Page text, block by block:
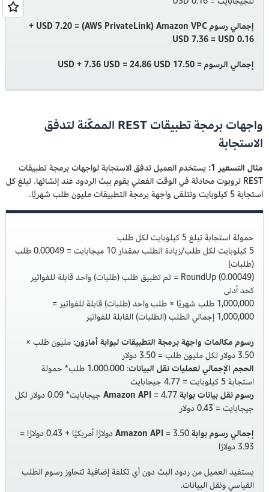
إجمالي رسوم Amazon VPC (‏AWS PrivateLink‏) = 7.20 ‏USD +‏
0.16 ‏USD‏ = 7.36 USD
إجمالي الرسوم = 17.50 USD + 7.36 USD = 24.86 USD
واجهات برمجة تطبيقات REST الممكّنة لتدفق
الاستجابة
مثال التسعير 1:
يستخدم العميل تدفق الاستجابة لواجهات برمجة تطبيقات
REST لروبوت محادثة في الوقت الفعلي يقوم ببث الردود عند إنشائها. تبلغ كل
استجابة 5 كيلوبايت وتتلقى واجهة برمجة التطبيقات مليون طلب شهريًا.
حمولة استجابة تبلغ 5 كيلوبايت لكل طلب
5 كيلوبايت لكل طلب/زيادة الطلب بمقدار 10 ميجابايت = 0.00049 طلب
(طلبات)
RoundUp (0.00049) = تم تطبيق طلب (طلبات) واحد قابلة للفواتير
كحد أدنى
1,000,000 طلب شهريًا × طلب واحد (طلبات) قابلة للفواتير =
1,000,000 إجمالي الطلب (الطلبات) القابلة للفواتير
رسوم مكالمات واجهة برمجة التطبيقات لبوابة أمازون: مليون طلب ×
3.50 دولار لكل مليون طلب = 3.50 دولار
الحجم الإجمالي لعمليات نقل البيانات
: 1،000،000 طلب* حمولة
استجابة 5 كيلوبايت = 4.77 جيجابايت
رسوم نقل بيانات بوابة Amazon API
= 4.77 جيجابايت* 0.09 دولار لكل
جيجابايت = 0.43 دولار
إجمالي رسوم بوابة Amazon API
= 3.50 دولارًا أمريكيًا + 0.43 دولارًا =
3.93 دولارًا
يستفيد العميل من ردود البث دون أي تكلفة إضافية تتجاوز رسوم الطلب
القياسي ونقل البيانات.